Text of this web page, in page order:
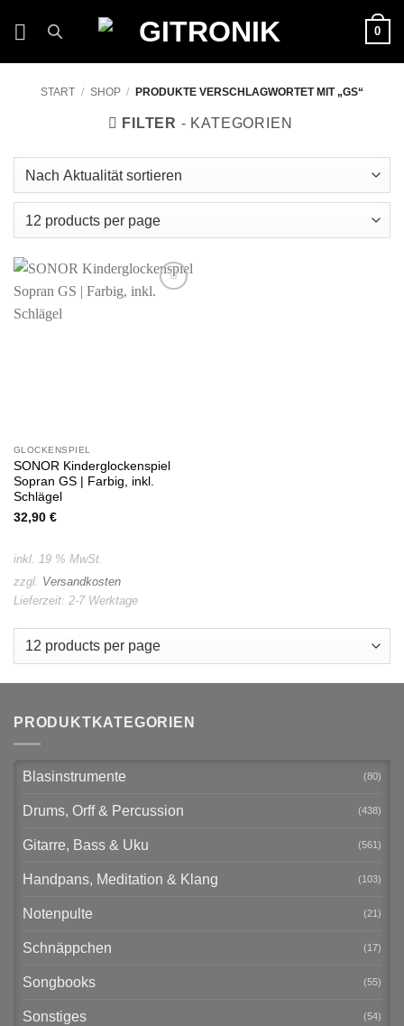
0
START / SHOP / PRODUKTE VERSCHLAGWORTET MIT „GS“
FILTER
GLOCKENSPIEL
SONOR Kinderglockenspiel
Sopran GS | Farbig, inkl.
Schlägel
32,90 €
inkl. 19 % MwSt.
zzgl. Versandkosten
Lieferzeit: 2-7 Werktage
PRODUKTKATEGORIEN
Blasinstrumente (80)
Drums, Orff & Percussion (438)
Gitarre, Bass & Uku (561)
Handpans, Meditation & Klang (103)
Notenpulte (21)
Schnäppchen (17)
Songbooks (55)
Sonstiges (54)